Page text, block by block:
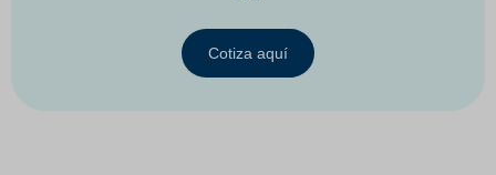
Cotiza aquí